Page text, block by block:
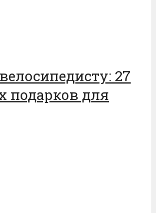
27
подарков для